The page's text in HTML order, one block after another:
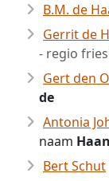
B.M. de
Gerrit de
- regio
Gert den
de
Antonia
naam
Bert Schut